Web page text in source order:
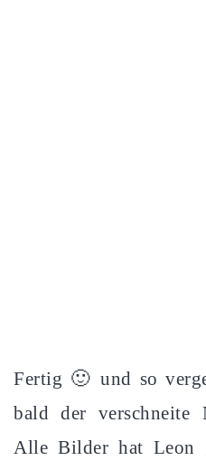
Fertig 🙂 und so
bald der verschneite
Alle Bilder hat Leon